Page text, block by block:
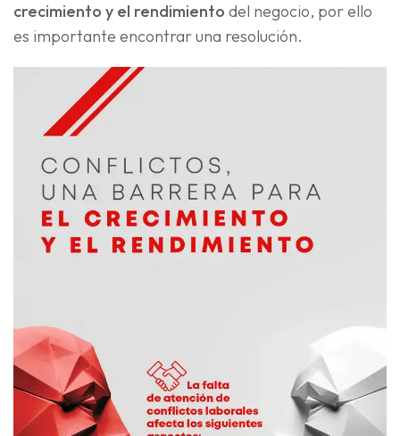
crecimiento y el rendimiento del negocio, por ello
es importante encontrar una resolución.